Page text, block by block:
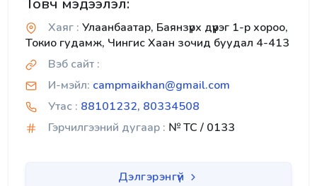
Товч мэдээлэл:
Хаяг : Улаанбаатар, Баянзүрх дүүрэг 1-р хороо,
Токио гудамж, Чингис Хаан зочид буудал 4-413
Вэб сайт :
И-мэйл: campmaikhan@gmail.com
Утас : 88101232, 80334508
Гэрчилгээний дугаар : № TC / 0133
Дэлгэрэнгүй